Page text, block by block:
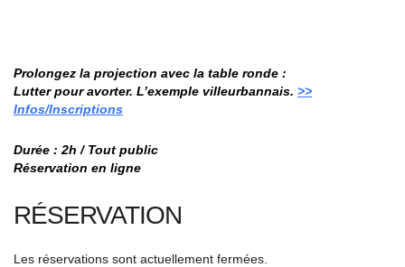
Prolongez la projection avec la table ronde :
Lutter pour avorter. L’exemple villeurbannais. >>
Infos/Inscriptions
Durée : 2h / Tout public
Réservation en ligne
RÉSERVATION
Les réservations sont actuellement fermées.